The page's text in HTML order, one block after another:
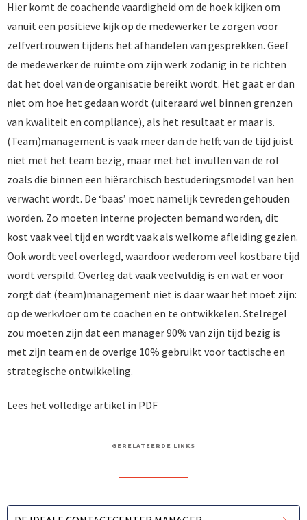
Hier komt de coachende vaardigheid om de hoek kijken om
vanuit een positieve kijk op de medewerker te zorgen voor
zelfvertrouwen tijdens het afhandelen van gesprekken. Geef
de medewerker de ruimte om zijn werk zodanig in te richten
dat het doel van de organisatie bereikt wordt. Het gaat er dan
niet om hoe het gedaan wordt (uiteraard wel binnen grenzen
van kwaliteit en compliance), als het resultaat er maar is.
(Team)management is vaak meer dan de helft van de tijd juist
niet met het team bezig, maar met het invullen van de rol
zoals die binnen een hiërarchisch bestuderingsmodel van hen
verwacht wordt. De ‘baas’ moet namelijk tevreden gehouden
worden. Zo moeten interne projecten bemand worden, dit
kost vaak veel tijd en wordt vaak als welkome afleiding gezien.
Ook wordt veel overlegd, waardoor wederom veel kostbare tijd
wordt verspild. Overleg dat vaak veelvuldig is en wat er voor
zorgt dat (team)management niet is daar waar het moet zijn:
op de werkvloer om te coachen en te ontwikkelen. Stelregel
zou moeten zijn dat een manager 90% van zijn tijd bezig is
met zijn team en de overige 10% gebruikt voor tactische en
strategische ontwikkeling.
Lees het volledige artikel in PDF
GERELATEERDE LINKS